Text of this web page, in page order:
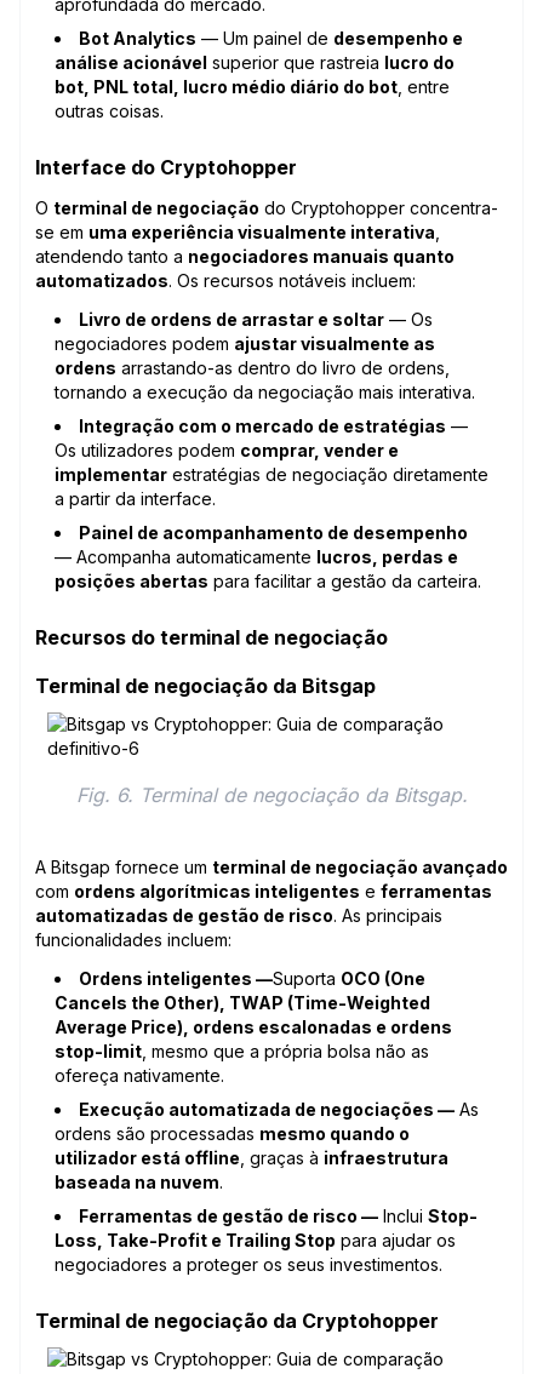
Bot Analytics — Um painel de desempenho e
análise acionável superior que rastreia lucro do
bot, PNL total, lucro médio diário do bot , entre
outras coisas.
Interface do Cryptohopper
O terminal de negociação do Cryptohopper concentra-
se em uma experiência visualmente interativa
atendendo tanto a negociadores manuais quanto
automatizados. Os recursos notáveis incluem:
Livro de ordens de arrastar e soltar — Os
negociadores podem ajustar visualmente as
ordens arrastando-as dentro do livro de ordens,
tornando a execução da negociação mais interativa.
Integração com o mercado de estratégias —
Os utilizadores podem comprar, vender e
implementar estratégias de negociação diretamente
a partir da interface.
Painel de acompanhamento de desempenho
— Acompanha automaticamente lucros, perdas e
posições abertas para facilitar a gestão da carteira.
Recursos do terminal de negociação
Terminal de negociação da Bitsgap
Fig. 6. Terminal de negociação da Bitsgap.
A Bitsgap fornece um terminal de negociação avançado
com ordens algorítmicas inteligentes e ferramentas
automatizadas de gestão de risco. As principais
funcionalidades incluem:
Ordens inteligentes —Suporta OCO (One
Cancels the Other), TWAP (Time-Weighted
Average Price), ordens escalonadas e ordens
stop-limit , mesmo que a própria bolsa não as
ofereça nativamente.
Execução automatizada de negociações — As
ordens são processadas mesmo quando o
utilizador está offline , graças à infraestrutura
baseada na nuvem.
Ferramentas de gestão de risco — Inclui Stop-
Loss, Take-Profit e Trailing Stop para ajudar os
negociadores a proteger os seus investimentos.
Terminal de negociação da Cryptohopper